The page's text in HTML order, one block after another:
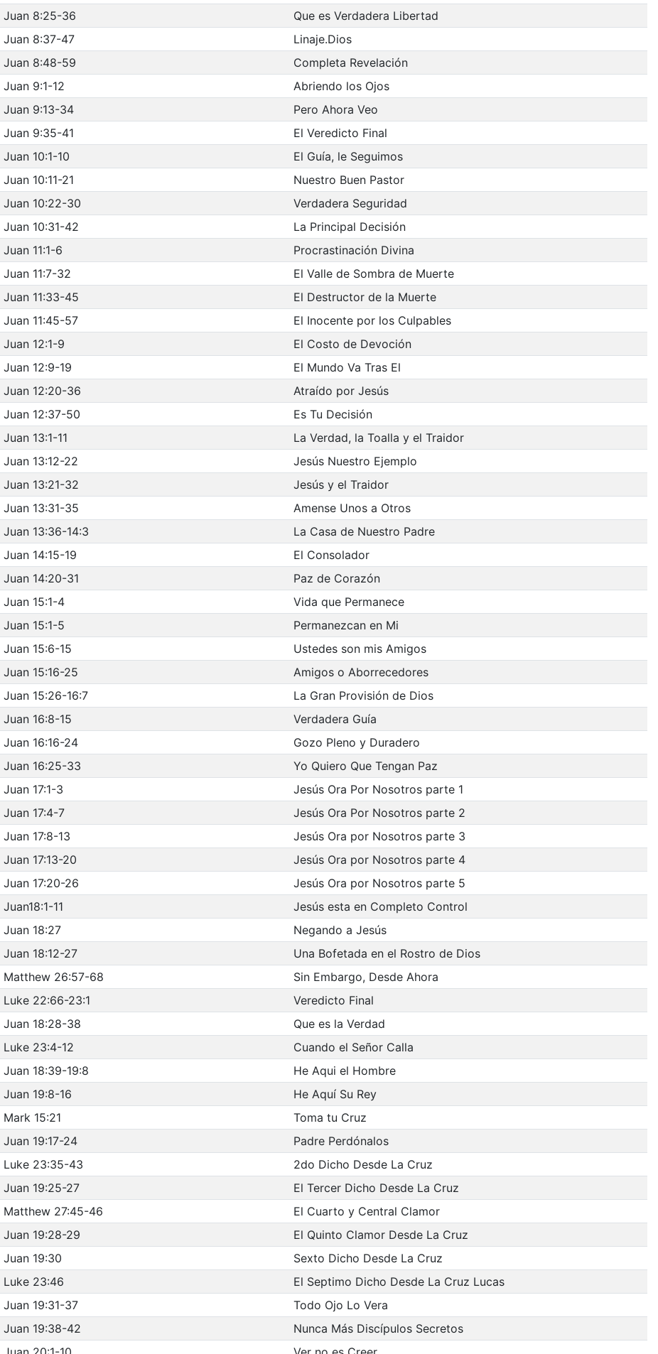
Juan 8:25-36
Que es Verdadera Libertad
Juan 8:37-47
Linaje.Dios
Juan 8:48-59
Completa Revelación
Juan 9:1-12
Abriendo los Ojos
Juan 9:13-34
Pero Ahora Veo
Juan 9:35-41
El Veredicto Final
Juan 10:1-10
El Guía, le Seguimos
Juan 10:11-21
Nuestro Buen Pastor
Juan 10:22-30
Verdadera Seguridad
Juan 10:31-42
La Principal Decisión
Juan 11:1-6
Procrastinación Divina
Juan 11:7-32
El Valle de Sombra de Muerte
Juan 11:33-45
El Destructor de la Muerte
Juan 11:45-57
El Inocente por los Culpables
Juan 12:1-9
El Costo de Devoción
Juan 12:9-19
El Mundo Va Tras El
Juan 12:20-36
Atraído por Jesús
Juan 12:37-50
Es Tu Decisión
Juan 13:1-11
La Verdad, la Toalla y el Traidor
Juan 13:12-22
Jesús Nuestro Ejemplo
Juan 13:21-32
Jesús y el Traidor
Juan 13:31-35
Amense Unos a Otros
Juan 13:36-14:3
La Casa de Nuestro Padre
Juan 14:15-19
El Consolador
Juan 14:20-31
Paz de Corazón
Juan 15:1-4
Vida que Permanece
Juan 15:1-5
Permanezcan en Mi
Juan 15:6-15
Ustedes son mis Amigos
Juan 15:16-25
Amigos o Aborrecedores
Juan 15:26-16:7
La Gran Provisión de Dios
Juan 16:8-15
Verdadera Guía
Juan 16:16-24
Gozo Pleno y Duradero
Juan 16:25-33
Yo Quiero Que Tengan Paz
Juan 17:1-3
Jesús Ora Por Nosotros parte 1
Juan 17:4-7
Jesús Ora Por Nosotros parte 2
Juan 17:8-13
Jesús Ora por Nosotros parte 3
Juan 17:13-20
Jesús Ora por Nosotros parte 4
Juan 17:20-26
Jesús Ora por Nosotros parte 5
Juan18:1-11
Jesús esta en Completo Control
Juan 18:27
Negando a Jesús
Juan 18:12-27
Una Bofetada en el Rostro de Dios
Matthew 26:57-68
Sin Embargo, Desde Ahora
Luke 22:66-23:1
Veredicto Final
Juan 18:28-38
Que es la Verdad
Luke 23:4-12
Cuando el Señor Calla
Juan 18:39-19:8
He Aqui el Hombre
Juan 19:8-16
He Aquí Su Rey
Mark 15:21
Toma tu Cruz
Juan 19:17-24
Padre Perdónalos
Luke 23:35-43
2do Dicho Desde La Cruz
Juan 19:25-27
El Tercer Dicho Desde La Cruz
Matthew 27:45-46
El Cuarto y Central Clamor
Juan 19:28-29
El Quinto Clamor Desde La Cruz
Juan 19:30
Sexto Dicho Desde La Cruz
Luke 23:46
El Septimo Dicho Desde La Cruz Lucas
Juan 19:31-37
Todo Ojo Lo Vera
Juan 19:38-42
Nunca Más Discípulos Secretos